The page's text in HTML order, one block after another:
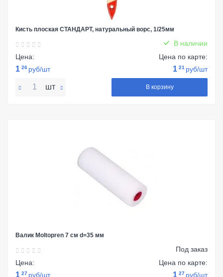
Кисть плоская СТАНДАРТ, натуральный ворс, 1/25мм
В наличии
Цена:
1 26 руб/шт
Цена по карте:
1 21 руб/шт
шт В корзину
Валик Moltopren 7 см d=35 мм
Под заказ
Цена:
1 27 руб/шт
Цена по карте:
1 27 руб/шт